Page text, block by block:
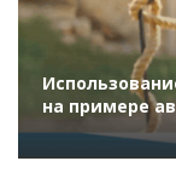
на примере